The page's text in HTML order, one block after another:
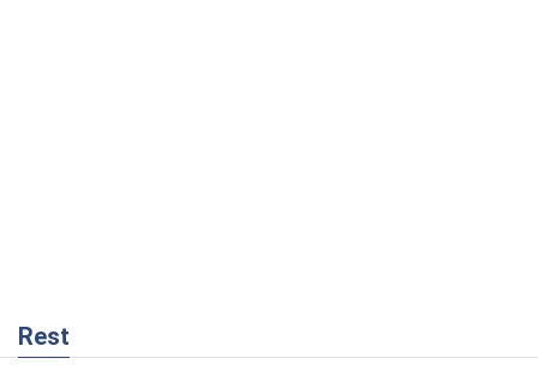
Rest